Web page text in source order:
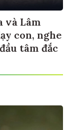
và Lâm
con, nghe
tâm đắc